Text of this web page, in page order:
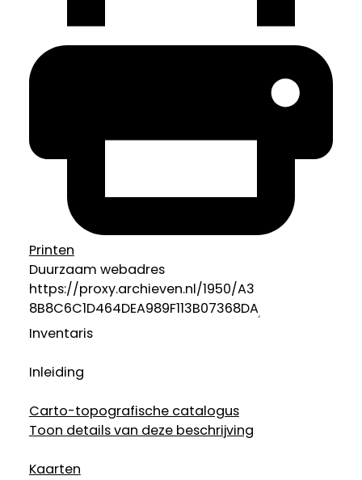
Printen
Duurzaam webadres
Inventaris
Inleiding
Carto-topografische catalogus
Toon details van deze beschrijving
Kaarten